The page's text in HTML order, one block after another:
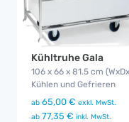
Kühltruhe Gala
106 x 66 x 81.5 cm
Kühlen und Gefrieren
ab 65,00 € exkl. MwSt.
ab 77,35 € inkl. MwSt.